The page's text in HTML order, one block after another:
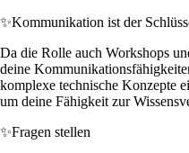
✨Kommunikation ist der
Da die Rolle auch Workshops
deine
komplexe technische Konzepte
um deine Fähigkeit zur
✨Fragen stellen